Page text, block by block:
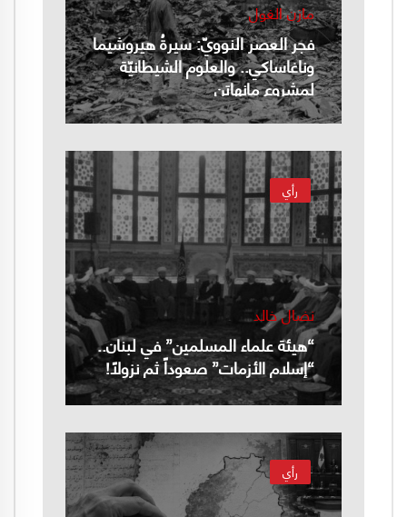
مازن الغول
فجر العصر النوويّ: سيرةُ هيروشيما
وناغاساكي.. والعلوم الشيطانيّة
لمشروع مانهاتن
رأي
نضال خالد
“هيئة علماء المسلمين” في لبنان..
“إسلام الأزمات” صعوداً ثم نزولاً!
رأي